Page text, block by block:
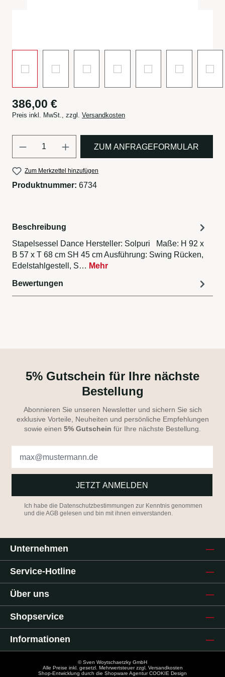
386,00 €
Preis inkl. MwSt., zzgl. Versandkosten
Produkt Anzahl: Gib den
ZUM ANFRAGEFORMULAR
Zum Merkzettel hinzufügen
Produktnummer: 6734
Beschreibung
Stapelsessel Dance Hersteller: Solpuri Maße: H 92 x
B 57 x T 68 cm SH 45 cm Ausführung: Swing Rücken,
Edelstahlgestell, S… Mehr
Bewertungen
5% Gutschein für Ihre nächste
Bestellung
Abonnieren Sie unseren Newsletter und sichern Sie sich
exklusive Vorteile, Neuheiten und persönliche Empfehlungen
sowie einen 5% Gutschein für Ihre nächste Bestellung.
JETZT ANMELDEN
Ich habe die Datenschutzbestimmungen zur Kenntnis genommen
und die AGB gelesen und bin mit ihnen einverstanden.
Unternehmen
Service-Hotline
Über uns
Shopservice
Informationen
© Sven Woytschaetzky GmbH
Alle Preise inkl. gesetzl. Mehrwertsteuer zzgl. Versandkosten
Shop-Entwicklung durch die Shopware Agentur COOKIE Design